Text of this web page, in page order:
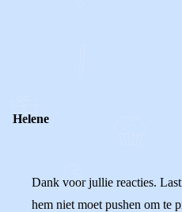
Helene
Dank voor jullie reacties.
hem niet moet pushen om te